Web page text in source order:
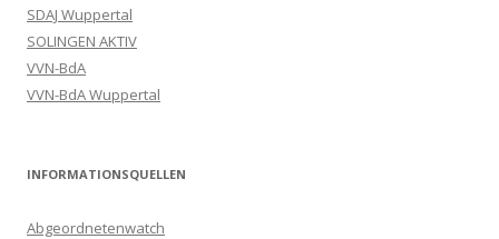
SDAJ Wuppertal
SOLINGEN AKTIV
VVN-BdA
VVN-BdA Wuppertal
INFORMATIONSQUELLEN
Abgeordnetenwatch